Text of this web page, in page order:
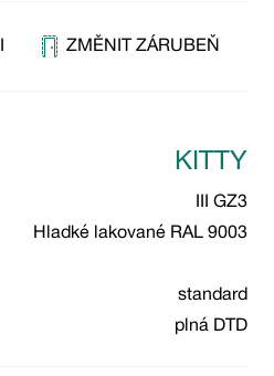
ZMĚNIT ZÁRUBEŇ
KITTY
III GZ3
Hladké lakované RAL 9003
standard
plná DTD